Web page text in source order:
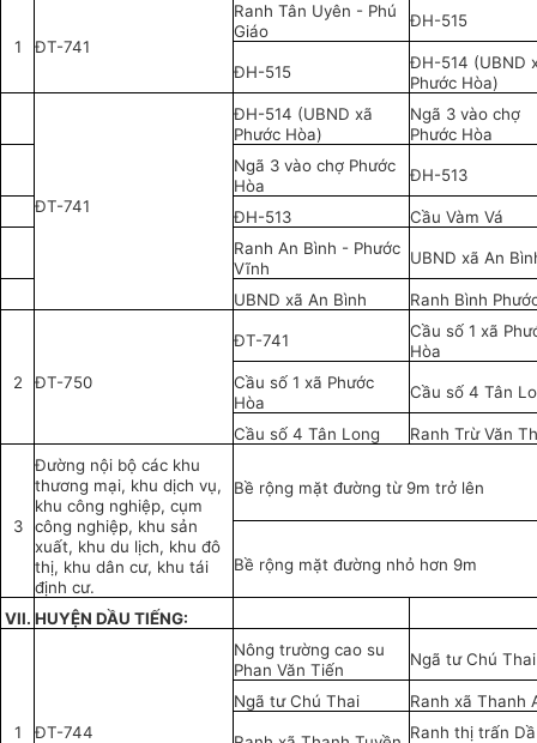
1 ĐT-741
Ranh Tân Uyên - Phú
Giáo
ĐH-515
ĐH-515
ĐH-514 (UBND
Phước Hòa)
ĐT-741
ĐH-514 (UBND xã
Phước Hòa)
Ngã 3 vào chợ
Phước Hòa
Ngã 3 vào chợ Phước
Hòa
ĐH-513
ĐH-513
Cầu Vàm Vá
Ranh An Bình - Phước
Vĩnh
UBND xã An
UBND xã An Bình Ranh Bình
2 ĐT-750
ĐT-741
Cầu số 1 xã
Hòa
Cầu số 1 xã Phước
Hòa
Cầu số 4 Tân
Cầu số 4 Tân Long Ranh Trừ Văn
3
Đường nội bộ các khu
thương mại, khu dịch vụ,
khu công nghiệp, cụm
công nghiệp, khu sản
xuất, khu du lịch, khu đô
thị, khu dân cư, khu tái
định cư.
Bề rộng mặt đường từ 9m trở lên
Bề rộng mặt đường nhỏ hơn 9m
VII. HUYỆN DẦU TIẾNG:
1 ĐT-744
Nông trường cao su
Phan Văn Tiến
Ngã tư Chú Thai
Ngã tư Chú Thai Ranh xã Thanh
Ranh thị trấn